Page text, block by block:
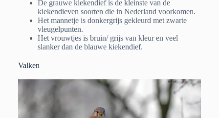
De grauwe kiekendief is de kleinste van de
kiekendieven soorten die in Nederland voorkomen.
Het mannetje is donkergrijs gekleurd met zwarte
vleugelpunten.
Het vrouwtjes is bruin/ grijs van kleur en veel
slanker dan de blauwe kiekendief.
Valken